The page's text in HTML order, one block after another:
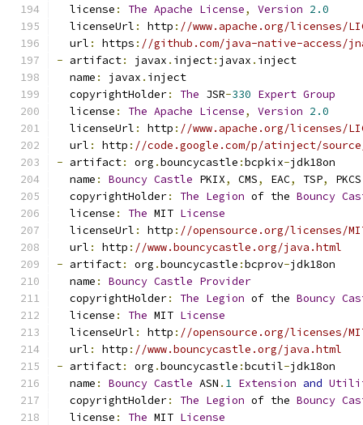
  license
: The Apache License, Version 2.0
  licenseUrl
: http : //www.apache.org/licenses/
  url
: https : //github.com/java-native-access/
- artifact: javax . inject: javax . inject
  name
: javax . inject
  copyrightHolder
: The JSR-330 Expert Group
  license
: The Apache License, Version 2.0
  licenseUrl
: http : //www.apache.org/licenses/
  url
: http : //code.google.com/p/atinject/
- artifact: org .bouncycastle :bcpkix-jdk18on
  name
: Bouncy Castle PKIX, CMS, EAC, TSP, PKCS
  copyrightHolder
: The Legion of the Bouncy
  license
: The MIT License
  licenseUrl
: http : //opensource.org/licenses/
  url
: http : //www.bouncycastle.org/java.html
- artifact: org .bouncycastle :bcprov-jdk18on
  name
: Bouncy Castle Provider
  copyrightHolder
: The Legion of the Bouncy
  license
: The MIT License
  licenseUrl
: http : //opensource.org/licenses/
  url
: http : //www.bouncycastle.org/java.html
- artifact: org .bouncycastle :bcutil-jdk18on
  name
: Bouncy Castle ASN . 1 Extension and
  copyrightHolder
: The Legion of the Bouncy
  license
: The MIT License